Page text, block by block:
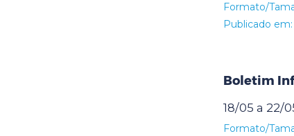
Formato/
Publicado em:
Boletim
18/05 a 22/
Formato/